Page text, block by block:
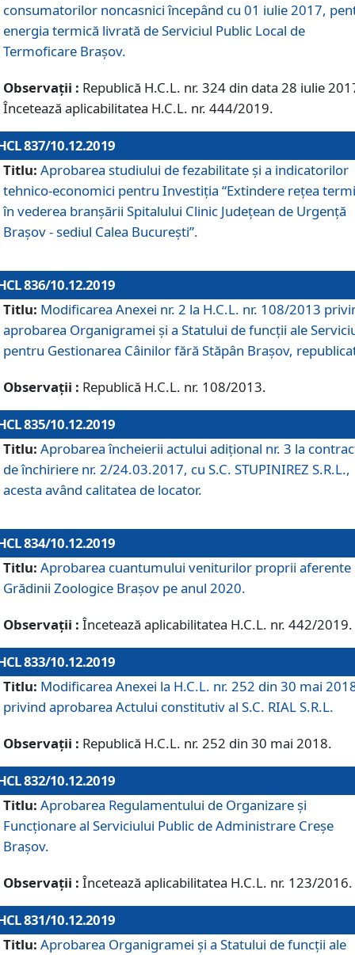
consumatorilor noncasnici începând cu 01 iulie 2017,
energia termică livrată de Serviciul Public Local de
Termoficare Braşov.
Observații : Republică H.C.L. nr. 324 din data 28 iulie
Încetează aplicabilitatea H.C.L. nr. 444/2019.
837/10.12.2019
Titlu: Aprobarea studiului de fezabilitate și a indicatorilor
tehnico-economici pentru Investiția “Extindere rețea
în vederea branșării Spitalului Clinic Județean de Urgență
Brașov - sediul Calea București”.
836/10.12.2019
Titlu: Modificarea Anexei nr. 2 la H.C.L. nr. 108/2013
aprobarea Organigramei şi a Statului de funcții ale
pentru Gestionarea Câinilor fără Stăpân Brașov,
Observații : Republică H.C.L. nr. 108/2013.
835/10.12.2019
Titlu: Aprobarea încheierii actului adițional nr. 3 la
de închiriere nr. 2/24.03.2017, cu S.C. STUPINIREZ S.R.L.,
acesta având calitatea de locator.
834/10.12.2019
Titlu: Aprobarea cuantumului veniturilor proprii aferente
Grădinii Zoologice Braşov pe anul 2020.
Observații : Încetează aplicabilitatea H.C.L. nr. 442/2019.
833/10.12.2019
Titlu: Modificarea Anexei la H.C.L. nr. 252 din 30 mai
privind aprobarea Actului constitutiv al S.C. RIAL S.R.L.
Observații : Republică H.C.L. nr. 252 din 30 mai 2018.
832/10.12.2019
Titlu: Aprobarea Regulamentului de Organizare și
Funcționare al Serviciului Public de Administrare Creșe
Brașov.
Observații : Încetează aplicabilitatea H.C.L. nr. 123/2016.
831/10.12.2019
Titlu: Aprobarea Organigramei și a Statului de funcții ale